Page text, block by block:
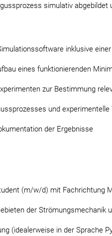
simulativ
inklusive
eines funktionierenden
zur Bestimmung
und experimentelle
der Ergebnisse
(m/w/d) mit Fachrichtung
der Strömungsmechanik
(idealerweise in der Sprache